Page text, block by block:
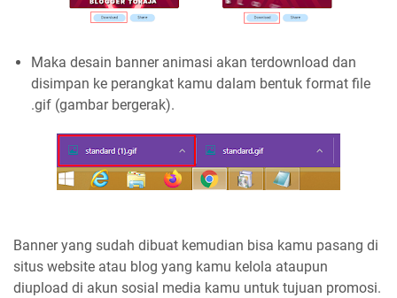
Maka desain banner animasi akan terdownload dan
disimpan ke perangkat kamu dalam bentuk format file
.gif (gambar bergerak).
Banner yang sudah dibuat kemudian bisa kamu pasang di
situs website atau blog yang kamu kelola ataupun
diupload di akun sosial media kamu untuk tujuan promosi.